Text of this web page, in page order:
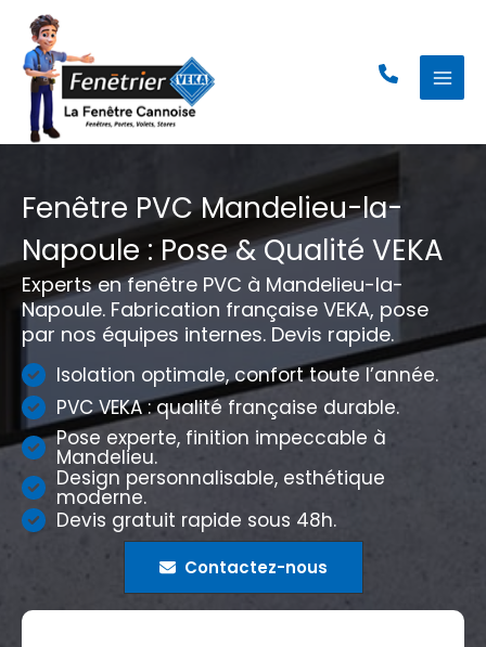
contenu
Fenêtre PVC Mandelieu-la-
Napoule : Pose & Qualité VEKA
Experts en fenêtre PVC à Mandelieu-la-
Napoule. Fabrication française VEKA, pose
par nos équipes internes. Devis rapide.
Isolation optimale, confort toute l’année.
PVC VEKA : qualité française durable.
Pose experte, finition impeccable à
Mandelieu.
Design personnalisable, esthétique
moderne.
Devis gratuit rapide sous 48h.
Contactez-nous